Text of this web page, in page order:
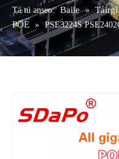
Tá tú anseo: Baile » Táirgí
POE » PSE3224S